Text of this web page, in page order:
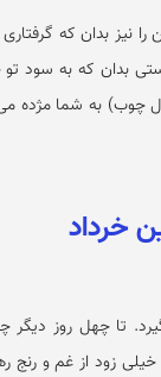
نیز بدان که
بدان که به سود
چوب) به شما مژده
تا چهل روز دیگر
خیلی زود از غم و